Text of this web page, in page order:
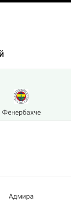
Фенербахче
Адмира